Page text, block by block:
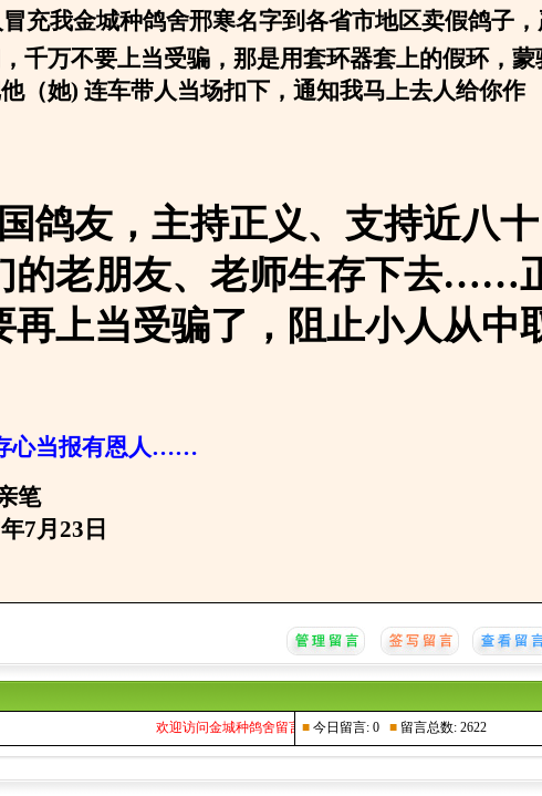
充我金城种鸽舍邢寒名字到各省市地区卖假鸽子
千万不要上当受骗，那是用套环器套上的假环，蒙
（她) 连车带人当场扣下，通知我马上去人给你作
鸽友，主持正义、支持近八十
的老朋友、老师生存下去……
上当受骗了，阻止小人从中
心当报有恩人……
日
欢迎访问金城种鸽舍留言本...■ 今日留言: 0 ■ 留言总数: 2622